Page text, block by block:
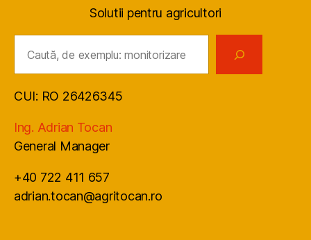
Solutii pentru agricultori
CUI: RO 26426345
Ing. Adrian Tocan
General Manager
+40 722 411 657
adrian.tocan@agritocan.ro